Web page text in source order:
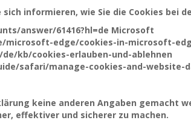
informieren, wie Sie die Cookies
answer/61416?hl=de Microsoft
edge/cookies-in-microsoft-
kb/cookies-erlauben-und-ablehnen
safari/manage-cookies-and-website-
keine anderen Angaben gemacht
effektiver und sicherer zu machen.